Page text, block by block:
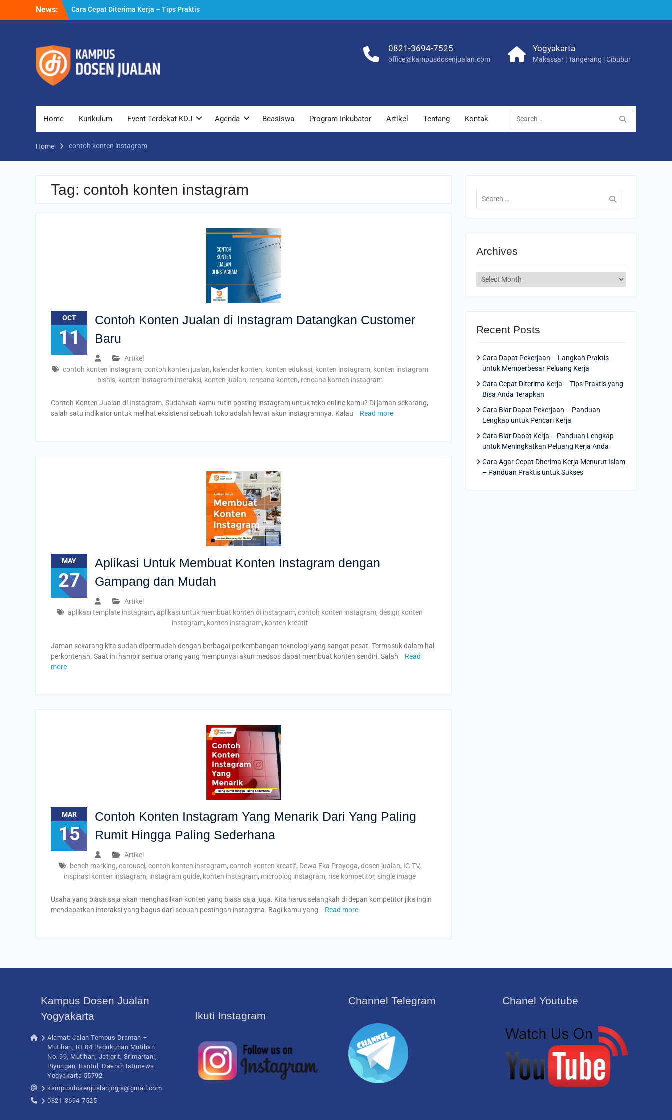
News:
Cara Cepat Diterima Kerja – Tips Praktis
yang Bisa Anda Terapkan
Cara Dapat Pekerjaan – Langkah Praktis
untuk Memperbesar Peluang Kerja
0821-3694-7525
office@kampusdosenjualan.com
Yogyakarta
Makassar | Tangerang | Cibubur
Home Kurikulum Event Terdekat KDJ Agenda Beasiswa Program Inkubator Artikel Tentang Kontak
Search
for:
Home contoh konten instagram
Tag: contoh konten instagram
OCT
11
Contoh Konten Jualan di Instagram Datangkan Customer
Baru
Artikel
contoh konten instagram, contoh konten jualan, kalender konten, konten edukasi, konten instagram, konten instagram
bisnis, konten instagram interaksi, konten jualan, rencana konten, rencana konten instagram
Contoh Konten Jualan di Instagram. Sudahkah kamu rutin posting instagram untuk toko online kamu? Di jaman sekarang,
salah satu indikator untuk melihat eksistensi sebuah toko adalah lewat akun instagramnya. Kalau
Read more
MAY
27
Aplikasi Untuk Membuat Konten Instagram dengan
Gampang dan Mudah
Artikel
aplikasi template instagram, aplikasi untuk membuat konten di instagram, contoh konten instagram, design konten
instagram, konten instagram, konten kreatif
Jaman sekarang kita sudah dipermudah dengan berbagai perkembangan teknologi yang sangat pesat. Termasuk dalam hal
perkontenan. Saat ini hampir semua orang yang mempunyai akun medsos dapat membuat konten sendiri. Salah
Read
more
MAR
15
Contoh Konten Instagram Yang Menarik Dari Yang Paling
Rumit Hingga Paling Sederhana
Artikel
bench marking, carousel , contoh konten instagram, contoh konten kreatif, Dewa Eka Prayoga, dosen jualan, IG TV,
inspirasi konten instagram, instagram guide, konten instagram, microblog instagram, rise kompetitor, single image
Usaha yang biasa saja akan menghasilkan konten yang biasa saja juga. Kita harus selangkah di depan kompetitor jika ingin
mendapatkan interaksi yang bagus dari sebuah postingan instagrma. Bagi kamu yang
Read more
Search
for:
Archives
Archives
Recent Posts
Cara Dapat Pekerjaan – Langkah Praktis
untuk Memperbesar Peluang Kerja
Cara Cepat Diterima Kerja – Tips Praktis yang
Bisa Anda Terapkan
Cara Biar Dapat Pekerjaan – Panduan
Lengkap untuk Pencari Kerja
Cara Biar Dapat Kerja – Panduan Lengkap
untuk Meningkatkan Peluang Kerja Anda
Cara Agar Cepat Diterima Kerja Menurut Islam
– Panduan Praktis untuk Sukses
Kampus Dosen Jualan
Yogyakarta
Alamat: Jalan Tembus Draman –
Mutihan, RT.04 Pedukuhan Mutihan
No. 99, Mutihan, Jatigrit, Srimartani,
Piyungan, Bantul, Daerah Istimewa
Yogyakarta 55792
kampusdosenjualanjogja@gmail.com
0821-3694-7525
Ikuti Instagram
Channel Telegram Chanel Youtube